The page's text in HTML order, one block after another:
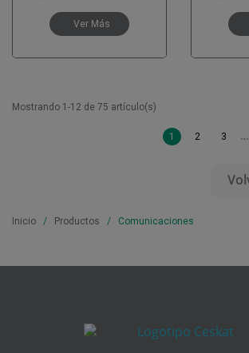
Inicio Productos Comunicaciones
Ver Más
Mostrando 1-12 de 75 artículo(s)
1 2 3 …